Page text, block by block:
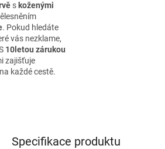
s koženými
. Pokud hledáte
vás nezklame,
10letou zárukou
zajišťuje
každé cestě.
Specifikace produktu